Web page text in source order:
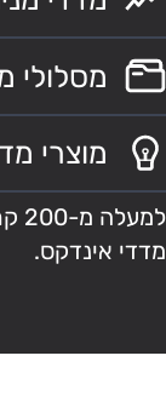
מסלולי
מוצרי
מדדי אינדקס.